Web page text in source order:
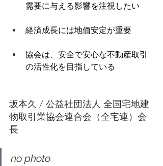
需要に与える影響を注視したい
経済成長には地価安定が重要
協会は、安全で安心な不動産取引
の活性化を目指している
坂本久 / 公益社団法人 全国宅地建
物取引業協会連合会（全宅連）会
長
no photo